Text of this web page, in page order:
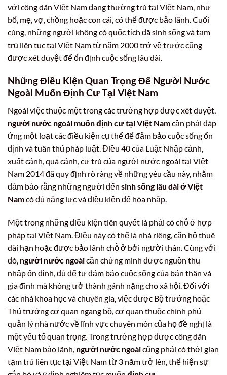
với công dân Việt Nam đang thường trú tại Việt Nam, như
bố, mẹ, vợ, chồng hoặc con cái, có thể được bảo lãnh. Cuối
cùng, những người không có quốc tịch đã sinh sống và tạm
trú liên tục tại Việt Nam từ năm 2000 trở về trước cũng
được xét duyệt để ổn định cuộc sống lâu dài.
Những Điều Kiện Quan Trọng Để Người Nước
Ngoài Muốn Định Cư Tại Việt Nam
Ngoài việc thuộc một trong các trường hợp được xét duyệt,
người nước ngoài muốn định cư tại Việt Namcần phải đáp
ứng một loạt các điều kiện cụ thể để đảm bảo cuộc sống ổn
định và tuân thủ pháp luật. Điều 40 của Luật Nhập cảnh,
xuất cảnh, quá cảnh, cư trú của người nước ngoài tại Việt
Nam 2014 đã quy định rõ ràng về những yêu cầu này, nhằm
đảm bảo rằng những người đến sinh sống lâu dài ở Việt
Namcó đủ năng lực và điều kiện để hòa nhập.
Một trong những điều kiện tiên quyết là phải có chỗ ở hợp
pháp tại Việt Nam. Điều này có thể là nhà riêng, căn hộ thuê
dài hạn hoặc được bảo lãnh chỗ ở bởi người thân. Cùng với
đó, người nước ngoàicần chứng minh được nguồn thu
nhập ổn định, đủ để tự đảm bảo cuộc sống của bản thân và
gia đình mà không trở thành gánh nặng cho xã hội. Đối với
các nhà khoa học và chuyên gia, việc được Bộ trưởng hoặc
Thủ trưởng cơ quan ngang bộ, cơ quan thuộc chính phủ
quản lý nhà nước về lĩnh vực chuyên môn của họ đề nghị là
một yếu tố quan trọng. Trong trường hợp được công dân
Việt Nam bảo lãnh, người nước ngoàicũng phải có thời gian
tạm trú liên tục tại Việt Nam từ 3 năm trở lên, thể hiện sự